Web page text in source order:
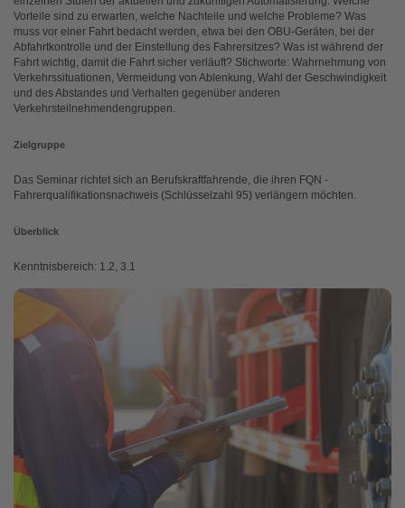
Vorteile sind zu erwarten, welche Nachteile und welche Probleme? Was
muss vor einer Fahrt bedacht werden, etwa bei den OBU-Geräten, bei der
Abfahrtkontrolle und der Einstellung des Fahrersitzes? Was ist während der
Fahrt wichtig, damit die Fahrt sicher verläuft? Stichworte: Wahrnehmung von
Verkehrssituationen, Vermeidung von Ablenkung, Wahl der Geschwindigkeit
und des Abstandes und Verhalten gegenüber anderen
Verkehrsteilnehmendengruppen.
Zielgruppe
Das Seminar richtet sich an Berufskraftfahrende, die ihren FQN -
Fahrerqualifikationsnachweis (Schlüsselzahl 95) verlängern möchten.
Überblick
Kenntnisbereich: 1.2, 3.1